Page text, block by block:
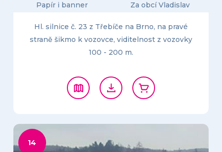
Papír i banner
Za obcí Vladislav
Hl. silnice č. 23 z Třebíče na Brno, na pravé
straně šikmo k vozovce, viditelnost z vozovky
100 - 200 m.
14